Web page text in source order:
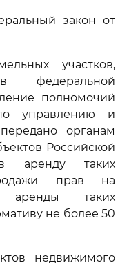
закон от
участков,
федеральной
полномочий
управлению и
органам
Российской
аренду таких
прав на
аренды таких
не более 50
недвижимого